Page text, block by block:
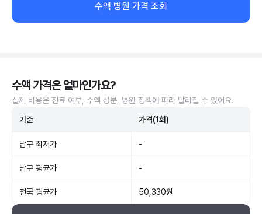
수액 병원 가격 조회
수액 가격은 얼마인가요?
실제 비용은 진료 여부, 수액 성분, 병원 정책에 따라 달라질 수 있어요.
기준 가격(1회)
남구 최저가 -
남구 평균가 -
전국 평균가 50,330원